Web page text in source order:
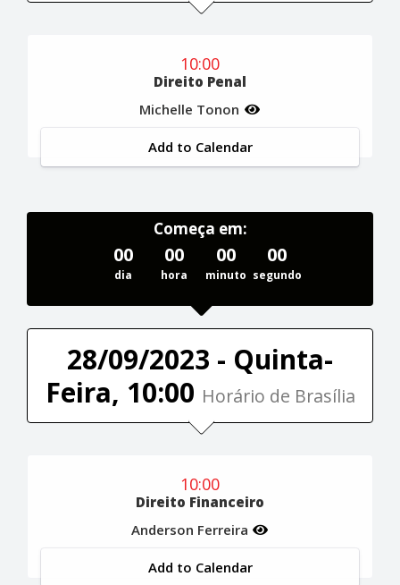
10:00
Direito Penal
Michelle Tonon
Add to Calendar
Começa em:
00
dia
00
hora
00
minuto
00
segundo
28/09/2023 - Quinta-
Feira, 10:00 Horário de Brasília
10:00
Direito Financeiro
Anderson Ferreira
Add to Calendar